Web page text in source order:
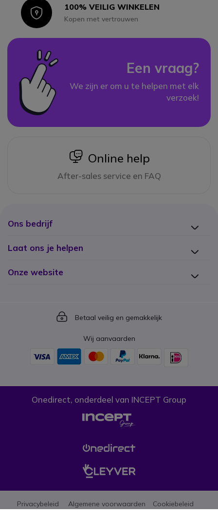
Icon100% VEILIG WINKELEN
Kopen met vertrouwen
Een vraag?
We zijn er om u te helpen met elk
verzoek!
icon
Online help
After-sales service en FAQ
Ons bedrijf
Laat ons je helpen
Onze website
Icon
Betaal veilig en gemakkelijk
Wij aanvaarden
Onedirect, onderdeel van INCEPT Group
Privacybeleid Algemene voorwaarden Cookiebeleid